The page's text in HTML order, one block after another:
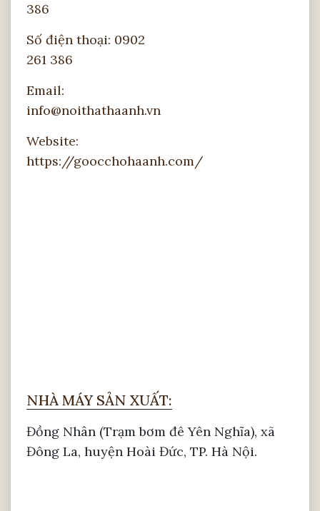
386
Số điện thoại: 0902
261 386
Email:
info@noithathaanh.vn
Website:
https://goocchohaanh.com/
NHÀ MÁY SẢN XUẤT:
Đồng Nhân (Trạm bơm đê Yên Nghĩa), xã
Đông La, huyện Hoài Đức, TP. Hà Nội.